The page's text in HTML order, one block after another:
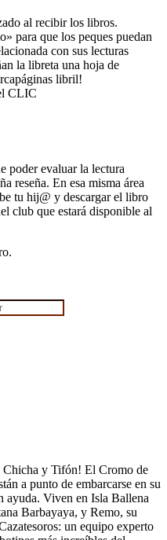
al recibir los libros.
para que los peques puedan
con sus lecturas
la libreta una hoja de
libril!
CLIC
poder evaluar la lectura
reseña. En esa misma área
tu hij@ y descargar el libro
club que estará disponible al
Chicha y Tifón! El Cromo de
a punto de embarcarse en su
ayuda. Viven en Isla Ballena
Barbayaya, y Remo, su
un equipo experto